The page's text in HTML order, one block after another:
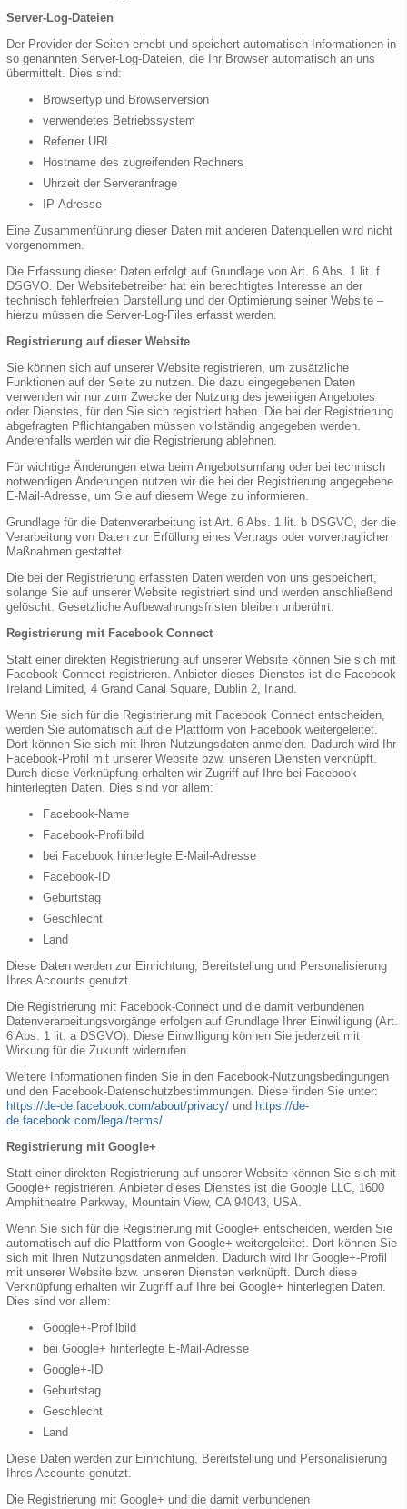
Server-Log-Dateien
Der Provider der Seiten erhebt und speichert automatisch Informationen in
so genannten Server-Log-Dateien, die Ihr Browser automatisch an uns
übermittelt. Dies sind:
Browsertyp und Browserversion
verwendetes Betriebssystem
Referrer URL
Hostname des zugreifenden Rechners
Uhrzeit der Serveranfrage
IP-Adresse
Eine Zusammenführung dieser Daten mit anderen Datenquellen wird nicht
vorgenommen.
Die Erfassung dieser Daten erfolgt auf Grundlage von Art. 6 Abs. 1 lit. f
DSGVO. Der Websitebetreiber hat ein berechtigtes Interesse an der
technisch fehlerfreien Darstellung und der Optimierung seiner Website –
hierzu müssen die Server-Log-Files erfasst werden.
Registrierung auf dieser Website
Sie können sich auf unserer Website registrieren, um zusätzliche
Funktionen auf der Seite zu nutzen. Die dazu eingegebenen Daten
verwenden wir nur zum Zwecke der Nutzung des jeweiligen Angebotes
oder Dienstes, für den Sie sich registriert haben. Die bei der Registrierung
abgefragten Pflichtangaben müssen vollständig angegeben werden.
Anderenfalls werden wir die Registrierung ablehnen.
Für wichtige Änderungen etwa beim Angebotsumfang oder bei technisch
notwendigen Änderungen nutzen wir die bei der Registrierung angegebene
E-Mail-Adresse, um Sie auf diesem Wege zu informieren.
Grundlage für die Datenverarbeitung ist Art. 6 Abs. 1 lit. b DSGVO, der die
Verarbeitung von Daten zur Erfüllung eines Vertrags oder vorvertraglicher
Maßnahmen gestattet.
Die bei der Registrierung erfassten Daten werden von uns gespeichert,
solange Sie auf unserer Website registriert sind und werden anschließend
gelöscht. Gesetzliche Aufbewahrungsfristen bleiben unberührt.
Registrierung mit Facebook Connect
Statt einer direkten Registrierung auf unserer Website können Sie sich mit
Facebook Connect registrieren. Anbieter dieses Dienstes ist die Facebook
Ireland Limited, 4 Grand Canal Square, Dublin 2, Irland.
Wenn Sie sich für die Registrierung mit Facebook Connect entscheiden,
werden Sie automatisch auf die Plattform von Facebook weitergeleitet.
Dort können Sie sich mit Ihren Nutzungsdaten anmelden. Dadurch wird Ihr
Facebook-Profil mit unserer Website bzw. unseren Diensten verknüpft.
Durch diese Verknüpfung erhalten wir Zugriff auf Ihre bei Facebook
hinterlegten Daten. Dies sind vor allem:
Facebook-Name
Facebook-Profilbild
bei Facebook hinterlegte E-Mail-Adresse
Facebook-ID
Geburtstag
Geschlecht
Land
Diese Daten werden zur Einrichtung, Bereitstellung und Personalisierung
Ihres Accounts genutzt.
Die Registrierung mit Facebook-Connect und die damit verbundenen
Datenverarbeitungsvorgänge erfolgen auf Grundlage Ihrer Einwilligung (Art.
6 Abs. 1 lit. a DSGVO). Diese Einwilligung können Sie jederzeit mit
Wirkung für die Zukunft widerrufen.
Weitere Informationen finden Sie in den Facebook-Nutzungsbedingungen
und den Facebook-Datenschutzbestimmungen. Diese finden Sie unter:
https://de-de.facebook.com/about/privacy/ und https://de-
de.facebook.com/legal/terms/.
Registrierung mit Google+
Statt einer direkten Registrierung auf unserer Website können Sie sich mit
Google+ registrieren. Anbieter dieses Dienstes ist die Google LLC, 1600
Amphitheatre Parkway, Mountain View, CA 94043, USA.
Wenn Sie sich für die Registrierung mit Google+ entscheiden, werden Sie
automatisch auf die Plattform von Google+ weitergeleitet. Dort können Sie
sich mit Ihren Nutzungsdaten anmelden. Dadurch wird Ihr Google+-Profil
mit unserer Website bzw. unseren Diensten verknüpft. Durch diese
Verknüpfung erhalten wir Zugriff auf Ihre bei Google+ hinterlegten Daten.
Dies sind vor allem:
Google+-Profilbild
bei Google+ hinterlegte E-Mail-Adresse
Google+-ID
Geburtstag
Geschlecht
Land
Diese Daten werden zur Einrichtung, Bereitstellung und Personalisierung
Ihres Accounts genutzt.
Die Registrierung mit Google+ und die damit verbundenen